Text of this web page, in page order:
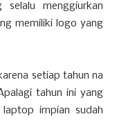
menggiurkan
memiliki logo yang
setiap tahun na
tahun ini yang
impian sudah